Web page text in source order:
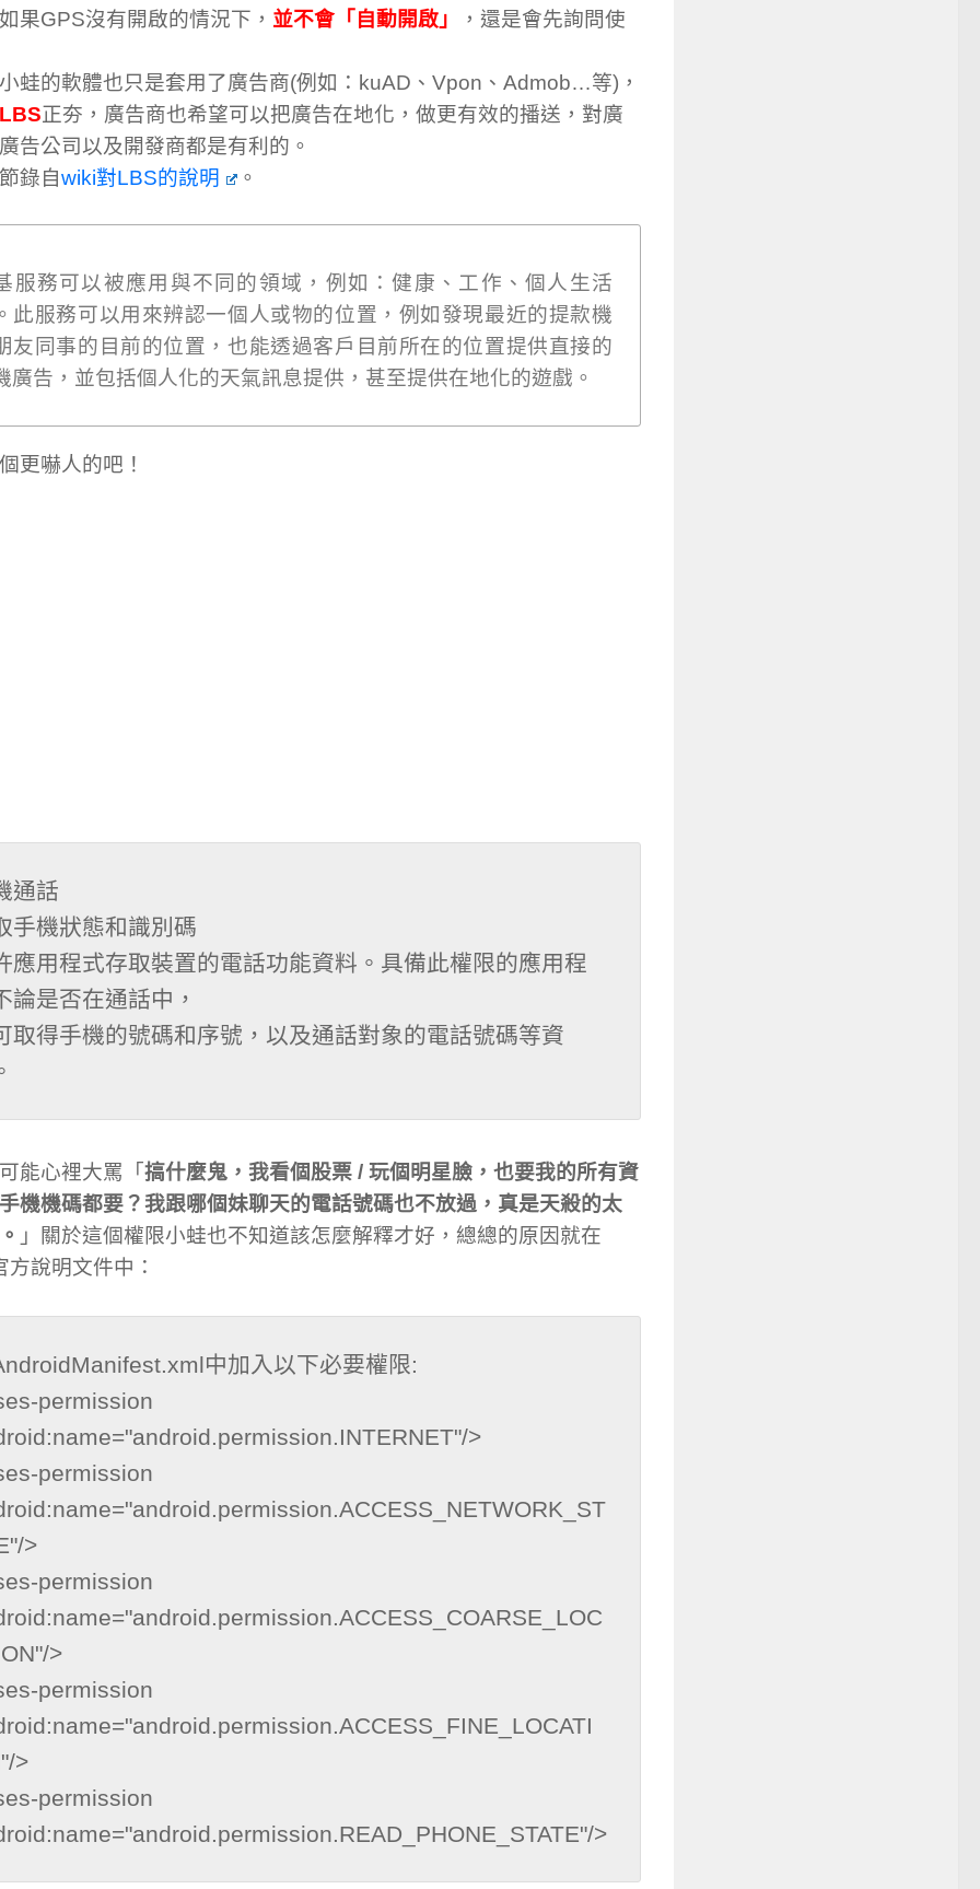
果GPS沒有開啟的情況下， 並不會「自動開啟」
，還是會先詢問使
蛙的軟體也只是套用了廣告商(例如：kuAD、Vpon、Admob…等)，
LBS正夯，廣告商也希望可以把廣告在地化，做更有效的播送，對廣
告公司以及開發商都是有利的。
錄自wiki對LBS的說明 。
服務可以被應用與不同的領域，例如：健康、工作、個人生活
此服務可以用來辨認一個人或物的位置，例如發現最近的提款機
友同事的目前的位置，也能透過客戶目前所在的位置提供直接的
廣告，並包括個人化的天氣訊息提供，甚至提供在地化的遊戲。
更嚇人的吧！
通話
手機狀態和識別碼
應用程式存取裝置的電話功能資料。具備此權限的應用程
論是否在通話中，
取得手機的號碼和序號，以及通話對象的電話號碼等資
能心裡大罵「 搞什麼鬼，我看個股票 / 玩個明星臉，也要我的所有資
機機碼都要？我跟哪個妹聊天的電話號碼也不放過，真是天殺的太
」關於這個權限小蛙也不知道該怎麼解釋才好，總總的原因就在
方說明文件中：
中加入以下必要權限:
permission
>
permission
>
permission
>
permission
>
permission
>